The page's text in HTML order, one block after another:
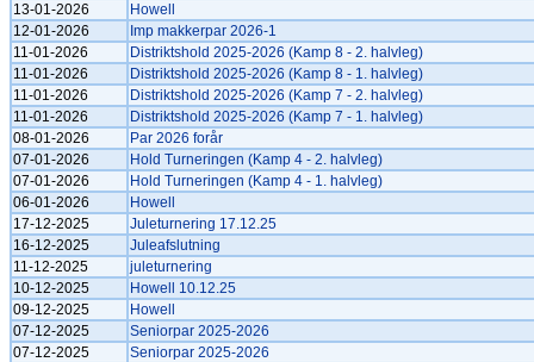
13-01-2026
Howell
12-01-2026
Imp makkerpar 2026-1
11-01-2026
Distriktshold 2025-2026 (Kamp 8 - 2. halvleg)
11-01-2026
Distriktshold 2025-2026 (Kamp 8 - 1. halvleg)
11-01-2026
Distriktshold 2025-2026 (Kamp 7 - 2. halvleg)
11-01-2026
Distriktshold 2025-2026 (Kamp 7 - 1. halvleg)
08-01-2026
Par 2026 forår
07-01-2026
Hold Turneringen (Kamp 4 - 2. halvleg)
07-01-2026
Hold Turneringen (Kamp 4 - 1. halvleg)
06-01-2026
Howell
17-12-2025
Juleturnering 17.12.25
16-12-2025
Juleafslutning
11-12-2025
juleturnering
10-12-2025
Howell 10.12.25
09-12-2025
Howell
07-12-2025
Seniorpar 2025-2026
07-12-2025
Seniorpar 2025-2026